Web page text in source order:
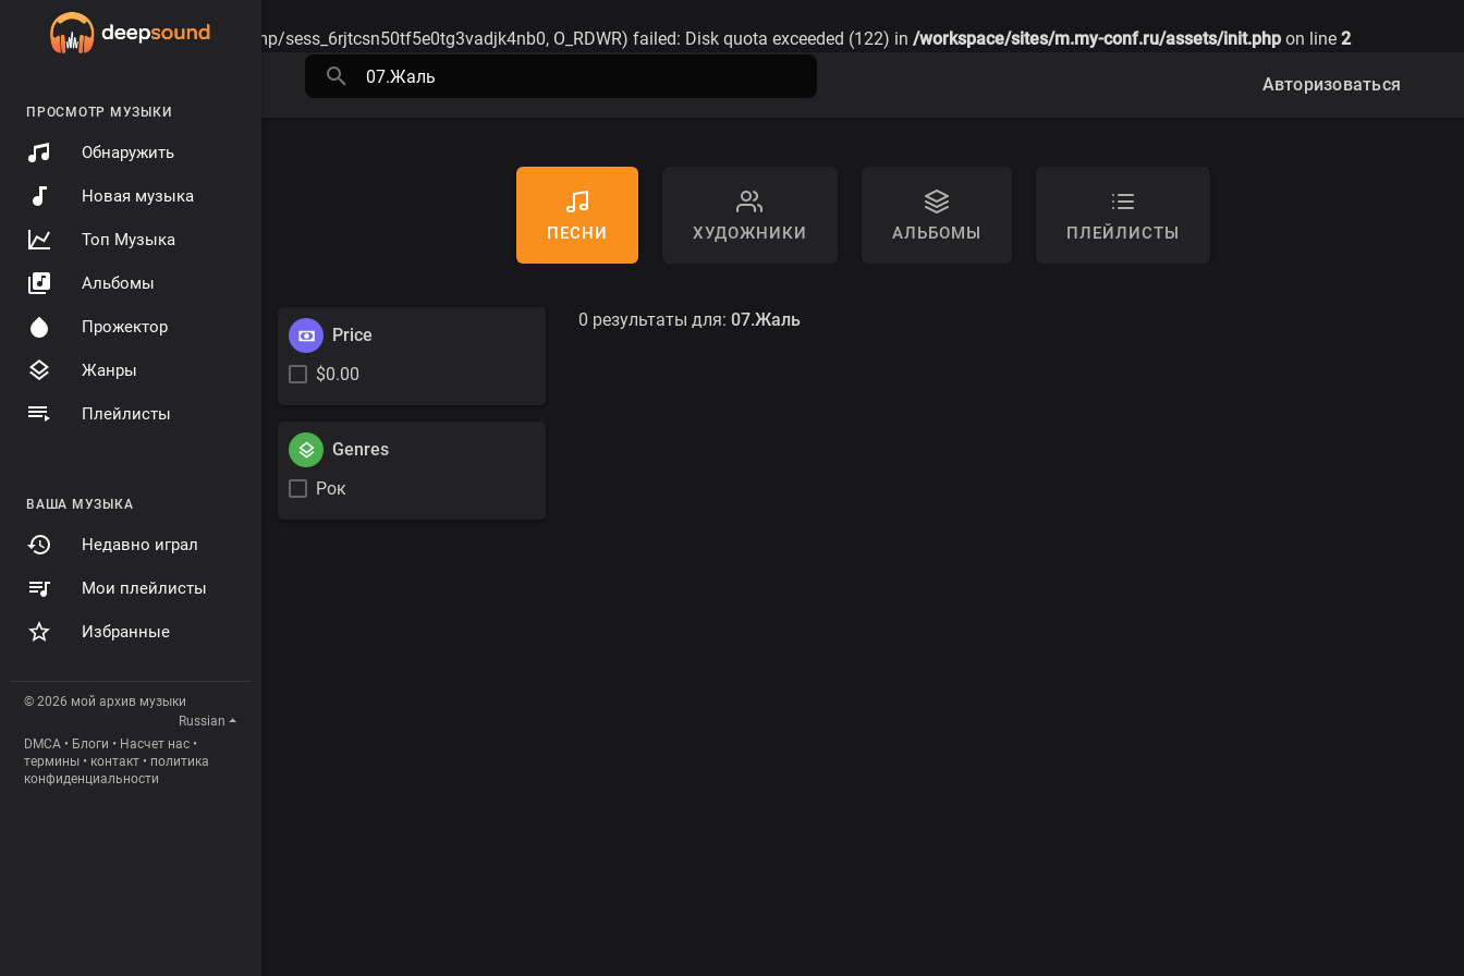
Warning: session_start(): open(/tmp/sess_6rjtcsn50tf5e0tg3vadjk4nb0, O_RDWR) failed: Disk quota exceeded (122) in /workspace/sites/m.my-conf.ru/assets/init.php on line 2
ПРОСМОТР МУЗЫКИ
Обнаружить
Новая музыка
Топ Музыка
Альбомы
Прожектор
Жанры
Плейлисты
ВАША МУЗЫКА
Недавно играл
Мои плейлисты
Избранные
© 2026 мой архив музыки
Russian
DMCA • Блоги • Насчет нас •
термины • контакт • политика
конфиденциальности
Авторизоваться
ПЕСНИ ХУДОЖНИКИ АЛЬБОМЫ ПЛЕЙЛИСТЫ
Price
$0.00
Genres
Рок
0 результаты для: 07.Жаль